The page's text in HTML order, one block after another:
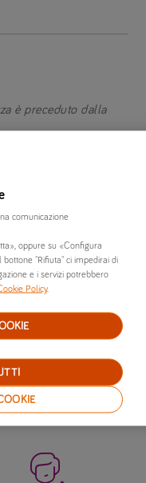
è preceduto dalla
è preceduto dalla
a chi è già

Rinnovare
comunicazione
oppure su «Configura
"Rifiuta" ci impedirai di
e i servizi potrebbero
Policy.